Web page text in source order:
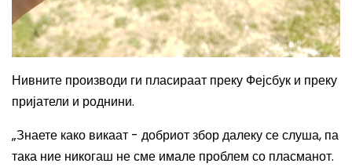
Нивните производи ги пласираат преку Фејсбук и преку
пријатели и роднини.
„Знаете како викаат - добриот збор далеку се слуша, па
така ние никогаш не сме имале проблем со пласманот.